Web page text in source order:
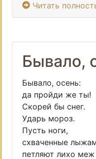
Читать
Бывало,
Бывало, осень:
да пройди же ты!
Скорей бы снег.
Ударь мороз.
Пусть ноги,
схваченные
петляют лихо меж